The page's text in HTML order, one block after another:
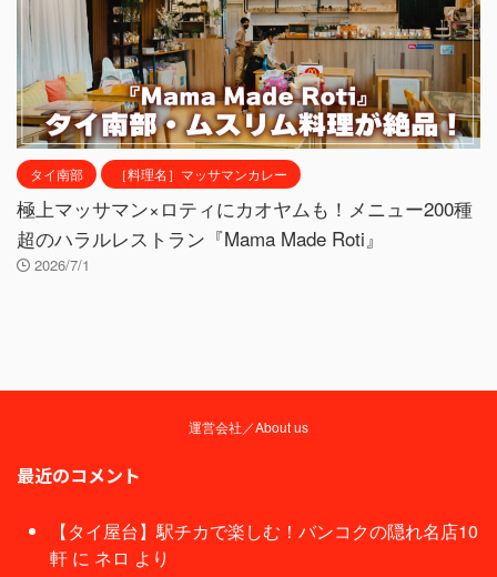
タイ南部 ［料理名］マッサマンカレー
極上マッサマン×ロティにカオヤムも！メニュー200種
超のハラルレストラン『Mama Made Roti』
2026/7/1
運営会社／About us
最近のコメント
【タイ屋台】駅チカで楽しむ！バンコクの隠れ名店10
軒 に ネロ より